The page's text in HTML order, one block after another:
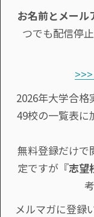
お名前とメール
つでも配信停
2026年大学合
49校の一覧表に
無料登録だけで
定ですが『志望
メルマガに登録